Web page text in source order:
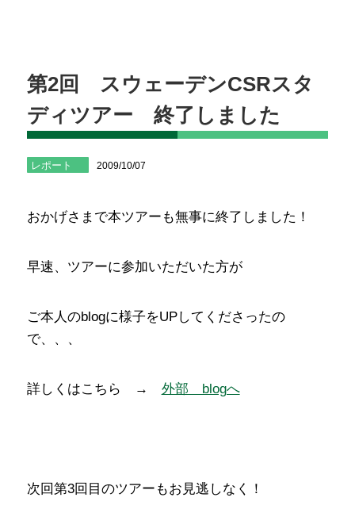
第2回 スウェーデンCSRスタ
ディツアー 終了しました
レポート 2009/10/07
おかげさまで本ツアーも無事に終了しました！
早速、ツアーに参加いただいた方が
ご本人のblogに様子をUPしてくださったの
で、、、
詳しくはこちら → 外部 blogへ
次回第3回目のツアーもお見逃しなく！